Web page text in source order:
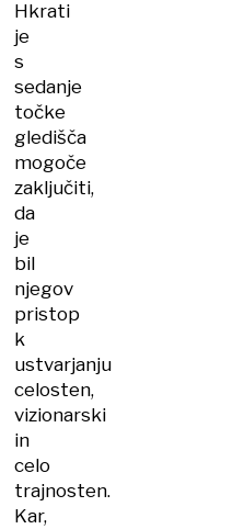
Hkrati
je
s
sedanje
točke
gledišča
mogoče
zaključiti,
da
je
bil
njegov
pristop
k
ustvarjanju
celosten,
vizionarski
in
celo
trajnosten.
Kar,